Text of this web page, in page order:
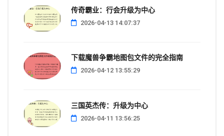
传奇霸业：行会升级为中心
2026-04-13 14:07:37
下载魔兽争霸地图包文件的完全指南
2026-04-12 13:55:29
三国英杰传：升级为中心
2026-04-11 13:56:25